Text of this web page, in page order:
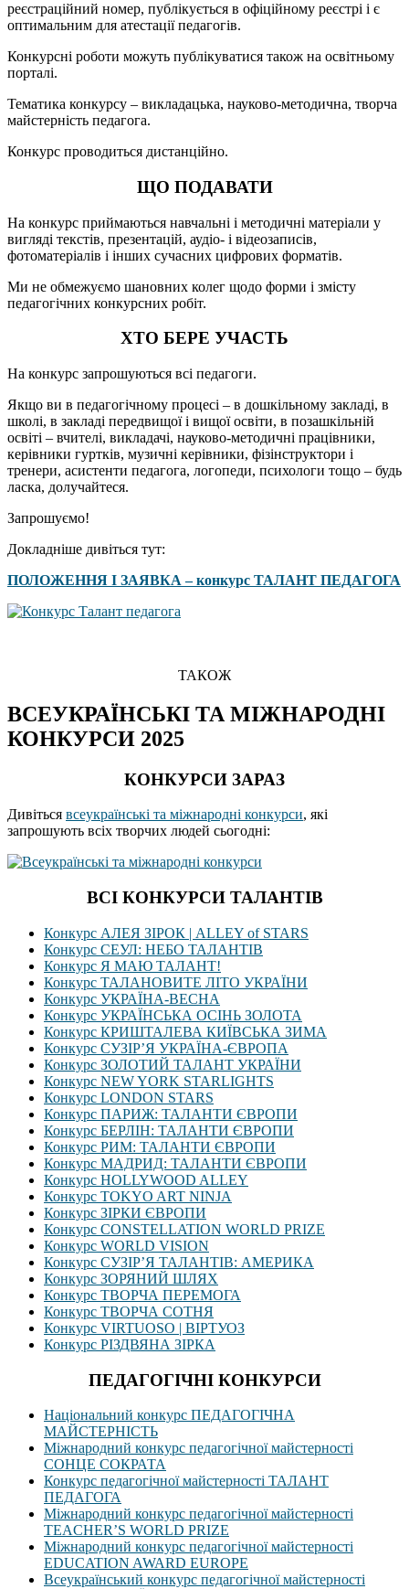
реєстраційний номер, публікується в офіційному реєстрі і є
оптимальним для атестації педагогів.
Конкурсні роботи можуть публікуватися також на освітньому
порталі.
Тематика конкурсу – викладацька, науково-методична, творча
майстерність педагога.
Конкурс проводиться дистанційно.
ЩО ПОДАВАТИ
На конкурс приймаються навчальні і методичні матеріали у
вигляді текстів, презентацій, аудіо- і відеозаписів,
фотоматеріалів і інших сучасних цифрових форматів.
Ми не обмежуємо шановних колег щодо форми і змісту
педагогічних конкурсних робіт.
ХТО БЕРЕ УЧАСТЬ
На конкурс запрошуються всі педагоги.
Якщо ви в педагогічному процесі – в дошкільному закладі, в
школі, в закладі передвищої і вищої освіти, в позашкільній
освіті – вчителі, викладачі, науково-методичні працівники,
керівники гуртків, музичні керівники, фізінструктори і
тренери, асистенти педагога, логопеди, психологи тощо – будь
ласка, долучайтеся.
Запрошуємо!
Докладніше дивіться тут:
ПОЛОЖЕННЯ І ЗАЯВКА – конкурс ТАЛАНТ ПЕДАГОГА
ТАКОЖ
ВСЕУКРАЇНСЬКІ ТА МІЖНАРОДНІ
КОНКУРСИ 2025
КОНКУРСИ ЗАРАЗ
Дивіться всеукраїнські та міжнародні конкурси, які
запрошують всіх творчих людей сьогодні:
ВСІ КОНКУРСИ ТАЛАНТІВ
Конкурс АЛЕЯ ЗІРОК | ALLEY of STARS
Конкурс СЕУЛ: НЕБО ТАЛАНТІВ
Конкурс Я МАЮ ТАЛАНТ!
Конкурс ТАЛАНОВИТЕ ЛІТО УКРАЇНИ
Конкурс УКРАЇНА-ВЕСНА
Конкурс УКРАЇНСЬКА ОСІНЬ ЗОЛОТА
Конкурс КРИШТАЛЕВА КИЇВСЬКА ЗИМА
Конкурс СУЗІР’Я УКРАЇНА-ЄВРОПА
Конкурс ЗОЛОТИЙ ТАЛАНТ УКРАЇНИ
Конкурс NEW YORK STARLIGHTS
Конкурс LONDON STARS
Конкурс ПАРИЖ: ТАЛАНТИ ЄВРОПИ
Конкурс БЕРЛІН: ТАЛАНТИ ЄВРОПИ
Конкурс РИМ: ТАЛАНТИ ЄВРОПИ
Конкурс МАДРИД: ТАЛАНТИ ЄВРОПИ
Конкурс HOLLYWOOD ALLEY
Конкурс TOKYO ART NINJA
Конкурс ЗІРКИ ЄВРОПИ
Конкурс CONSTELLATION WORLD PRIZE
Конкурс WORLD VISION
Конкурс СУЗІР’Я ТАЛАНТІВ: АМЕРИКА
Конкурс ЗОРЯНИЙ ШЛЯХ
Конкурс ТВОРЧА ПЕРЕМОГА
Конкурс ТВОРЧА СОТНЯ
Конкурс VIRTUOSO | ВІРТУОЗ
Конкурс РІЗДВЯНА ЗІРКА
ПЕДАГОГІЧНІ КОНКУРСИ
Національний конкурс ПЕДАГОГІЧНА
МАЙСТЕРНІСТЬ
Міжнародний конкурс педагогічної майстерності
СОНЦЕ СОКРАТА
Конкурс педагогічної майстерності ТАЛАНТ
ПЕДАГОГА
Міжнародний конкурс педагогічної майстерності
TEACHER’S WORLD PRIZE
Міжнародний конкурс педагогічної майстерності
EDUCATION AWARD EUROPE
Всеукраїнський конкурс педагогічної майстерності